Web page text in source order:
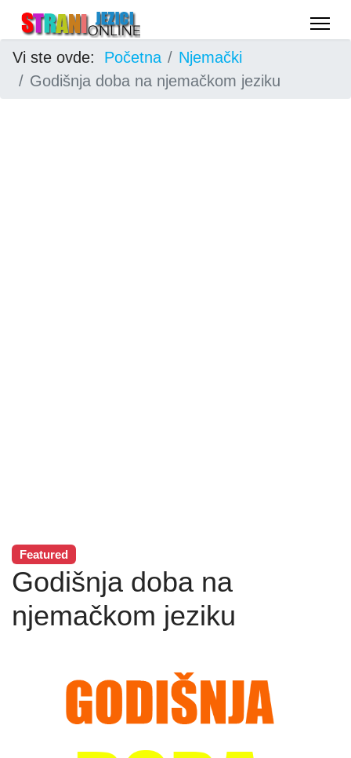
Vi ste ovde: Početna
Njemački
Godišnja doba na njemačkom jeziku
Featured
Godišnja doba na
njemačkom jeziku